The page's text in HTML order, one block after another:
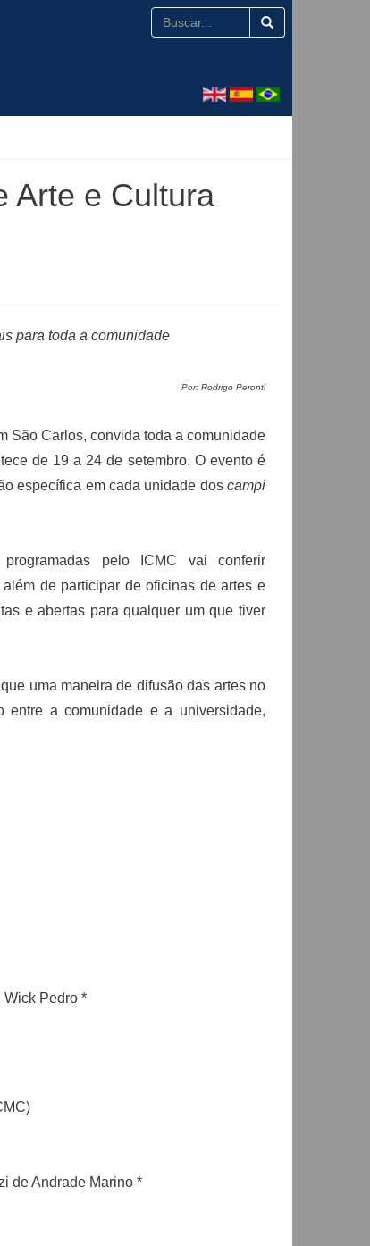
Arte e Cultura
para toda a comunidade
Por: Rodrigo Peronti
São Carlos, convida toda a comunidade
de 19 a 24 de setembro. O evento é
específica em cada unidade dos campi
pelo ICMC vai conferir
de participar de oficinas de artes e
e abertas para qualquer um que tiver
uma maneira de difusão das artes no
entre a comunidade e a universidade,
Wick Pedro *
de Andrade Marino *